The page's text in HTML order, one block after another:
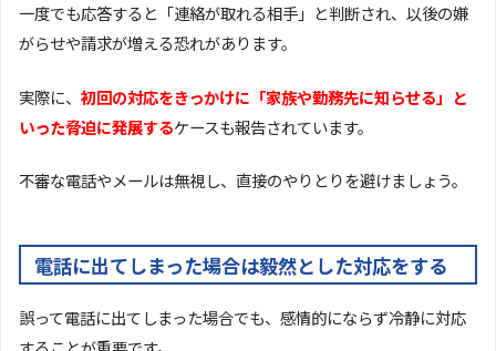
一度でも応答すると「連絡が取れる相手」と判断され、以後の嫌
がらせや請求が増える恐れがあります。
実際に、 初回の対応をきっかけに「家族や勤務先に知らせる」と
いった脅迫に発展するケースも報告されています。
不審な電話やメールは無視し、直接のやりとりを避けましょう。
電話に出てしまった場合は毅然とした対応をする
誤って電話に出てしまった場合でも、感情的にならず冷静に対応